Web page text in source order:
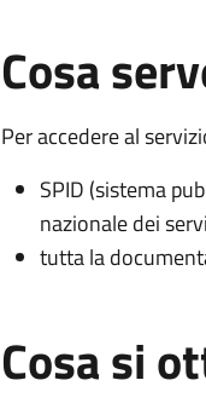
Cosa
Per accedere al
SPID (sistema
nazionale dei
tutta la
Cosa si